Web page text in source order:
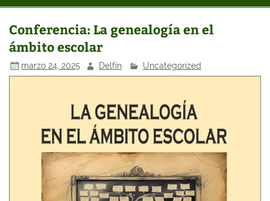
Conferencia: La genealogía en el
ámbito escolar
marzo 24, 2025 Delfín Uncategorized